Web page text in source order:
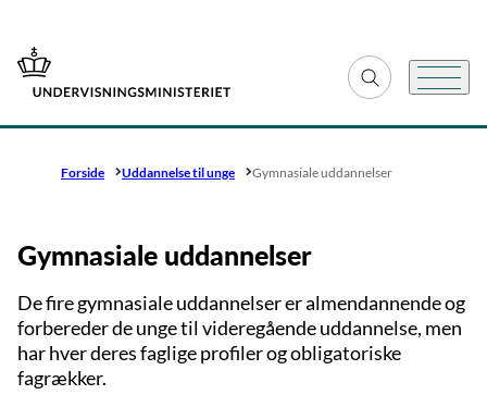
Gå til forsiden Fold søgefelt ud
Menu
Forside Uddannelse til unge Gymnasiale uddannelser
Gymnasiale uddannelser
De fire gymnasiale uddannelser er almendannende og
forbereder de unge til videregående uddannelse, men
har hver deres faglige profiler og obligatoriske
fagrækker.